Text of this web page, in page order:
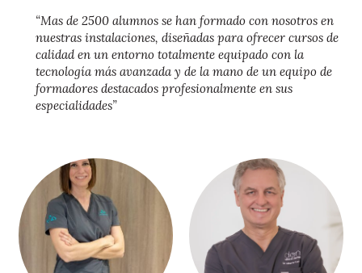
“Mas de 2500 alumnos se han formado con nosotros en
nuestras instalaciones, diseñadas para ofrecer cursos de
calidad en un entorno totalmente equipado con la
tecnología más avanzada y de la mano de un equipo de
formadores destacados profesionalmente en sus
especialidades”